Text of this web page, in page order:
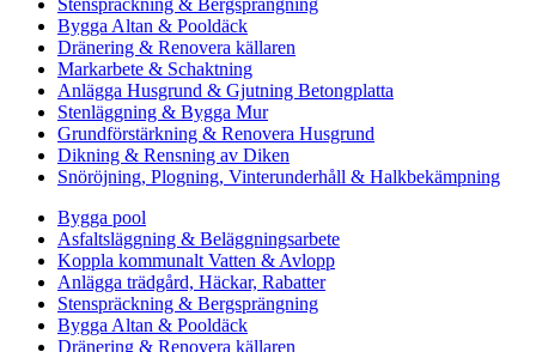
Bygga Altan & Pooldäck
Dränering & Renovera källaren
Markarbete & Schaktning
Anlägga Husgrund & Gjutning Betongplatta
Stenläggning & Bygga Mur
Grundförstärkning & Renovera Husgrund
Dikning & Rensning av Diken
Snöröjning, Plogning, Vinterunderhåll & Halkbekämpning
Bygga pool
Asfaltsläggning & Beläggningsarbete
Koppla kommunalt Vatten & Avlopp
Anlägga trädgård, Häckar, Rabatter
Stenspräckning & Bergsprängning
Bygga Altan & Pooldäck
Dränering & Renovera källaren